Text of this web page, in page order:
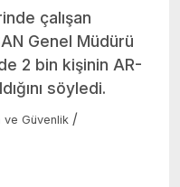
çalışan
Genel Müdürü
2 bin kişinin AR-
söyledi.
ve Güvenlik /